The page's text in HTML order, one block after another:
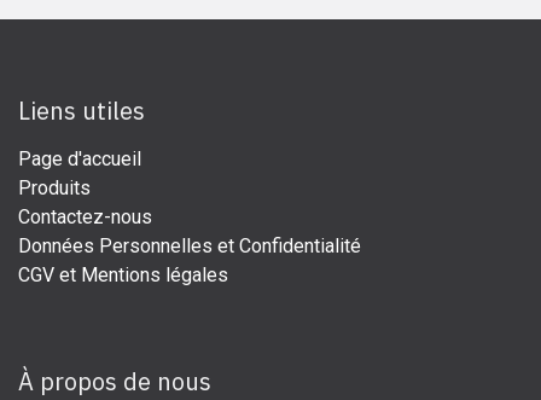
Liens utiles
Page d'accueil
Produits
Contactez-nous
Données Personnelles et Confidentialité
CGV et Mentions légales
À propos de nous